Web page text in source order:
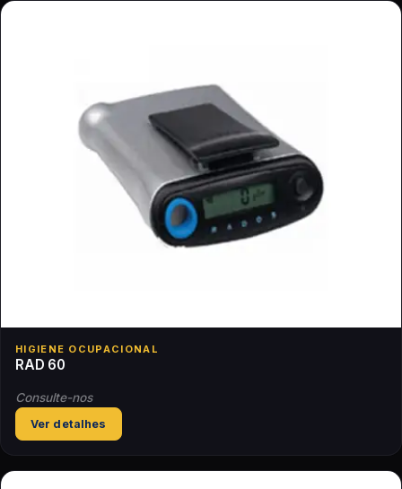
HIGIENE OCUPACIONAL
RAD 60
Consulte-nos
Ver detalhes